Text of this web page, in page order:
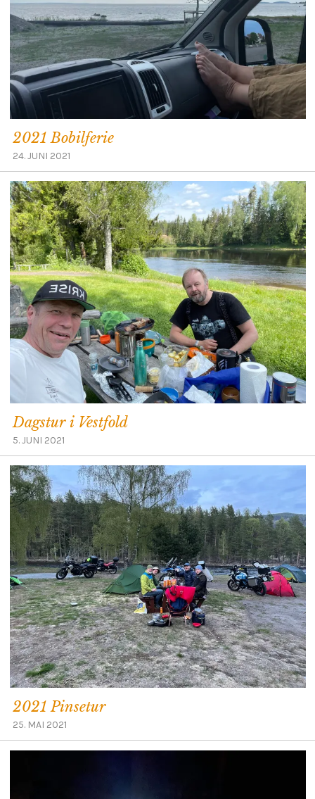
2021 Bobilferie
24. JUNI 2021
Dagstur i Vestfold
5. JUNI 2021
2021 Pinsetur
25. MAI 2021